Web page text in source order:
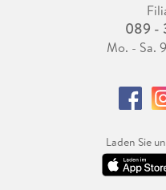
089 -
Mo. - Sa.
Laden Sie